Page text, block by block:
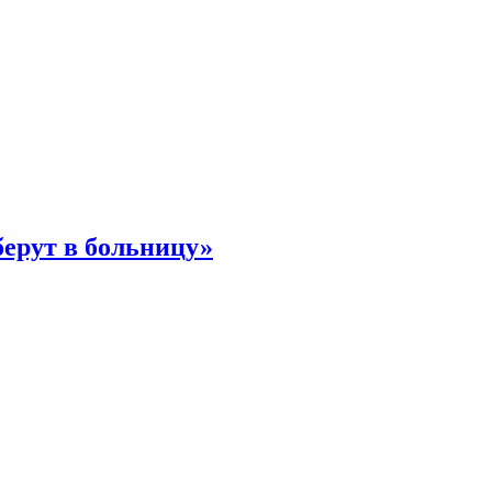
в больницу»